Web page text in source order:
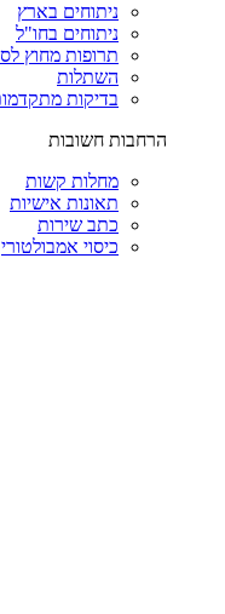
ניתוחים בארץ
ניתוחים בחו"ל
תרופות מחוץ
השתלות
בדיקות
הרחבות חשובות
מחלות קשות
תאונות אישיות
כתב שירות
כיסוי אמבולטורי